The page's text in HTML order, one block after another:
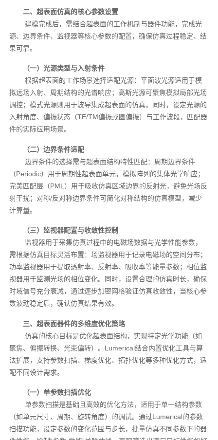
二、超表面仿真的核心参数设置
建模完成后，需结合超表面的工作机制与器件功能，完成光
源、边界条件、监视器等核心参数的配置，确保仿真过程稳定、结
果可靠。
（一）光源类型与入射条件
根据超表面的工作场景选择适配光源：平面波光源适用于模
拟远场入射、周期结构的光谱响应；高斯光源可聚焦模拟局部光场
调控；模式光源则用于波导集成超表面的仿真。同时，设定光源的
入射角度、偏振状态（TE/TM偏振或圆偏振）与工作波段，匹配器
件的实际应用场景。
（二）边界条件适配
边界条件的选择需与超表面结构特性匹配：周期边界条件
（Periodic）用于周期性超表面单元，模拟阵列的集体光学响应；
完美匹配层（PML）用于吸收仿真区域边界的反射光，避免光场反
射干扰；对称/反对称边界条件可简化对称结构的仿真模型，减少
计算量。
（三）监视器配置与收敛性控制
监视器用于采集仿真过程中的电磁场数据与光学性能参数，
需根据仿真目标灵活布置：场监视器用于记录电磁场的空间分布；
功率监视器用于提取透射率、反射率、吸收率等能量参数；相位监
视器用于监测光场的相位变化。同时，设置合理的仿真时长，确保
时域信号充分衰减，通过逐步加密网格验证仿真收敛性，当核心参
数波动稳定后，确认仿真结果有效。
三、超表面器件的多维度优化策略
仿真的核心目标是优化超表面结构，实现特定光学功能（如
聚焦、偏振转换、光束偏转）。Lumerical结合内置优化工具与算
法扩展，支持参数扫描、梯度优化、拓扑优化等多种优化方式，适
配不同设计需求。
（一）单参数扫描优化
单参数扫描是基础且高效的优化方法，适用于单一结构参数
（如单元尺寸、周期、旋转角度）的调试。通过Lumerical的参数
扫描功能，设定参数的变化范围与步长，批量仿真不同参数下的器